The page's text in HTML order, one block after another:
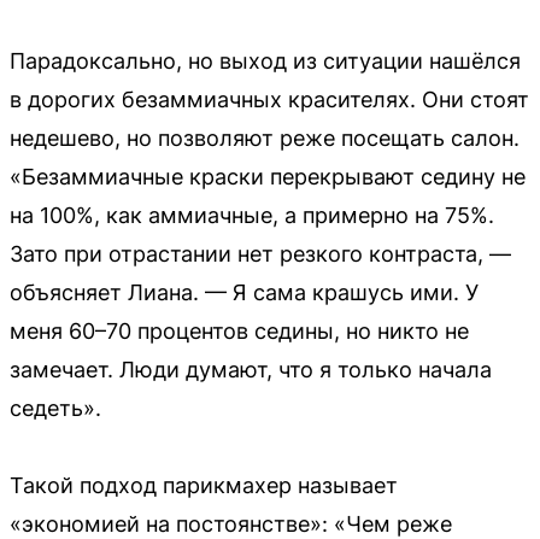
Парадоксально, но выход из ситуации нашёлся
в дорогих безаммиачных красителях. Они стоят
недешево, но позволяют реже посещать салон.
«Безаммиачные краски перекрывают седину не
на 100%, как аммиачные, а примерно на 75%.
Зато при отрастании нет резкого контраста, —
объясняет Лиана. — Я сама крашусь ими. У
меня 60–70 процентов седины, но никто не
замечает. Люди думают, что я только начала
седеть».
Такой подход парикмахер называет
«экономией на постоянстве»: «Чем реже